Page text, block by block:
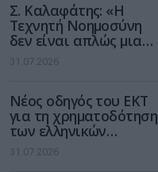
Σ. Καλαφάτης: «Η
Τεχνητή Νοημοσύνη
δεν είναι απλώς μια
νέα τεχνολογία, είναι
μια νέα βιομηχανική
31.07.2026
Νέος οδηγός του ΕΚΤ
για τη χρηματοδότηση
των ελληνικών
επιχειρήσεων στον
χώρο της άμυνας
31.07.2026